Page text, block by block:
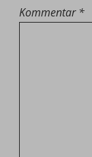
Kommentar *